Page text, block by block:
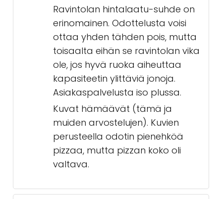
Ravintolan hintalaatu-suhde on
erinomainen. Odottelusta voisi
ottaa yhden tähden pois, mutta
toisaalta eihän se ravintolan vika
ole, jos hyvä ruoka aiheuttaa
kapasiteetin ylittäviä jonoja.
Asiakaspalvelusta iso plussa.
Kuvat hämäävät (tämä ja
muiden arvostelujen). Kuvien
perusteella odotin pienehköä
pizzaa, mutta pizzan koko oli
valtava.